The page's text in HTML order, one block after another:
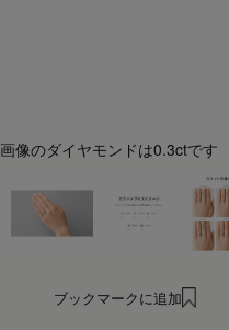
画像のダイヤモンドは0.3ctです
ブックマークに追加